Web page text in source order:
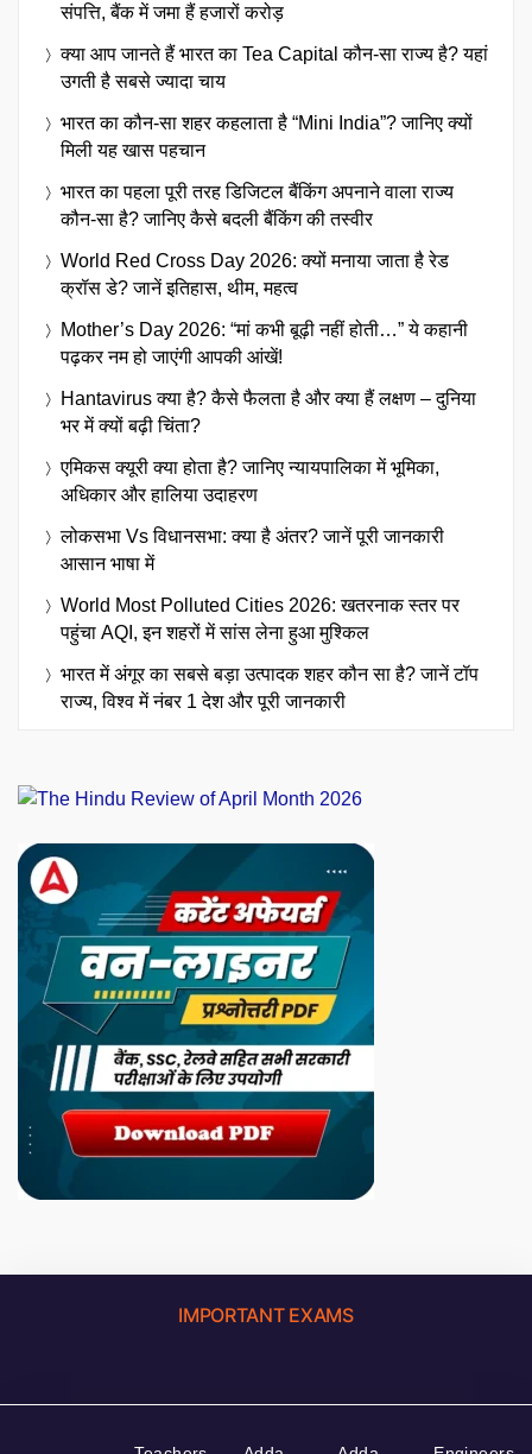
संपत्ति, बैंक में जमा हैं हजारों करोड़
क्या आप जानते हैं भारत का Tea Capital कौन-सा राज्य है? यहां
उगती है सबसे ज्यादा चाय
भारत का कौन-सा शहर कहलाता है “Mini India”? जानिए क्यों
मिली यह खास पहचान
भारत का पहला पूरी तरह डिजिटल बैंकिंग अपनाने वाला राज्य
कौन-सा है? जानिए कैसे बदली बैंकिंग की तस्वीर
World Red Cross Day 2026: क्यों मनाया जाता है रेड
क्रॉस डे? जानें इतिहास, थीम, महत्व
Mother’s Day 2026: “मां कभी बूढ़ी नहीं होती…” ये कहानी
पढ़कर नम हो जाएंगी आपकी आंखें!
Hantavirus क्या है? कैसे फैलता है और क्या हैं लक्षण – दुनिया
भर में क्यों बढ़ी चिंता?
एमिकस क्यूरी क्या होता है? जानिए न्यायपालिका में भूमिका,
अधिकार और हालिया उदाहरण
लोकसभा Vs विधानसभा: क्या है अंतर? जानें पूरी जानकारी
आसान भाषा में
World Most Polluted Cities 2026: खतरनाक स्तर पर
पहुंचा AQI, इन शहरों में सांस लेना हुआ मुश्किल
भारत में अंगूर का सबसे बड़ा उत्पादक शहर कौन सा है? जानें टॉप
राज्य, विश्व में नंबर 1 देश और पूरी जानकारी
IMPORTANT EXAMS